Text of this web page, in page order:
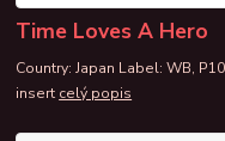
Time Loves A Hero
Country: Japan Label: WB,
insert celý popis